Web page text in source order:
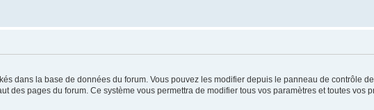
dans la base de données du forum. Vous pouvez les modifier depuis le panneau de contrôle
des pages du forum. Ce système vous permettra de modifier tous vos paramètres et toutes vos